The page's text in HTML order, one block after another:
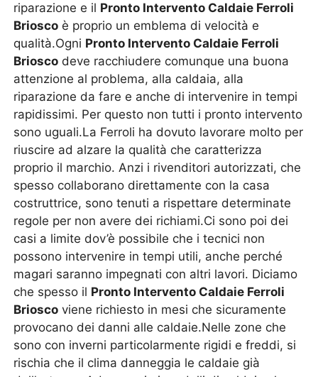
riparazione e il Pronto Intervento Caldaie Ferroli
Briosco è proprio un emblema di velocità e
qualità.Ogni Pronto Intervento Caldaie Ferroli
Briosco deve racchiudere comunque una buona
attenzione al problema, alla caldaia, alla
riparazione da fare e anche di intervenire in tempi
rapidissimi. Per questo non tutti i pronto intervento
sono uguali.La Ferroli ha dovuto lavorare molto per
riuscire ad alzare la qualità che caratterizza
proprio il marchio. Anzi i rivenditori autorizzati, che
spesso collaborano direttamente con la casa
costruttrice, sono tenuti a rispettare determinate
regole per non avere dei richiami.Ci sono poi dei
casi a limite dov’è possibile che i tecnici non
possono intervenire in tempi utili, anche perché
magari saranno impegnati con altri lavori. Diciamo
che spesso il Pronto Intervento Caldaie Ferroli
Briosco viene richiesto in mesi che sicuramente
provocano dei danni alle caldaie.Nelle zone che
sono con inverni particolarmente rigidi e freddi, si
rischia che il clima danneggia le caldaie già